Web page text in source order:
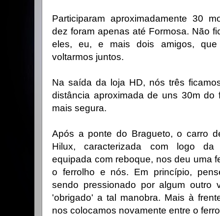
Participaram aproximadamente 30
dez foram apenas até Formosa. Não
eles, eu, e mais dois amigos, que
voltarmos juntos.
Na saída da loja HD, nós três
distância aproximada de uns 30m
mais segura.
Após a ponte do Bragueto, o carro
Hilux, caracterizada com logo da
equipada com reboque, nos deu uma
o ferrolho e nós. Em princípio,
sendo pressionado por algum outro
'obrigado' a tal manobra. Mais à
nos colocamos novamente entre o